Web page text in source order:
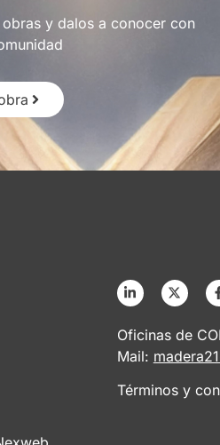
y dalos a conocer con
Oficinas de
Mail:
Términos y